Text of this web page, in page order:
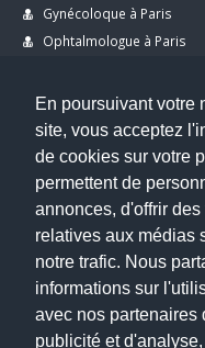
En poursuivant votre
site, vous acceptez
de cookies sur votre
permettent de
annonces, d'offrir
relatives aux médias
notre trafic. Nous
informations sur
avec nos partenaires
publicité et
Gynécoloque à Paris
Ophtalmologue à Paris
Dentiste à Paris
Copyright © 2026 . All Rights
choisirunmedecin@gmail.com
Nous contacter